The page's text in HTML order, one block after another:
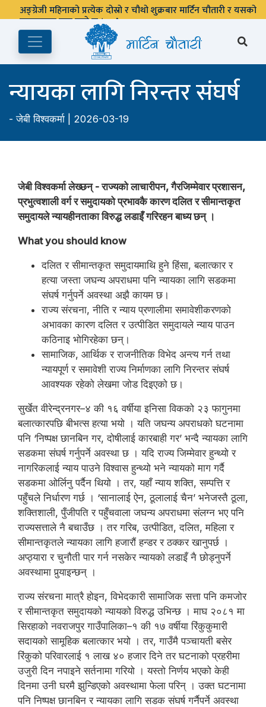
अङ्ग्रेजी महिनाको प्रत्येक दोस्रो र चौथो शुक्रबार मार्टिन चौतारी र यसको
पुस्तकालय बन्द रहने छ ।
न्यायका लागि निरन्तर संघर्ष
-जेबी विश्वकर्मा | 2026-03-19
जेबी विश्वकर्मा लेख्छन् - राज्यको लाचारीपन, गैरजिम्मेवार प्रशासन,
प्रभुत्वशाली वर्ग र समुदायको प्रभावकै कारण दलित र सीमान्तकृत
समुदायले न्यायहीनताका विरुद्ध लडाइँ गरिरहन बाध्य छन् ।
What you should know
दलित र सीमान्तकृत समुदायमाथि हुने हिंसा, बलात्कार र
हत्या जस्ता जघन्य अपराधमा पनि न्यायका लागि सडकमा
संघर्ष गर्नुपर्ने अवस्था अझै कायम छ।
राज्य संरचना, नीति र न्याय प्रणालीमा समावेशीकरणको
अभावका कारण दलित र उत्पीडित समुदायले न्याय पाउन
कठिनाइ भोगिरहेका छन्।
सामाजिक, आर्थिक र राजनीतिक विभेद अन्त्य गर्न तथा
न्यायपूर्ण र समावेशी राज्य निर्माणका लागि निरन्तर संघर्ष
आवश्यक रहेको लेखमा जोड दिइएको छ।
सुर्खेत वीरेन्द्रनगर–४ की १६ वर्षीया इनिसा विकको २३ फागुनमा
बलात्कारपछि बीभत्स हत्या भयो । यति जघन्य अपराधको घटनामा
पनि ‘निष्पक्ष छानबिन गर, दोषीलाई कारबाही गर’ भन्दै न्यायका लागि
सडकमा संघर्ष गर्नुपर्ने अवस्था छ । यदि राज्य जिम्मेवार हुन्थ्यो र
नागरिकलाई न्याय पाउने विश्वास हुन्थ्यो भने न्यायको माग गर्दै
सडकमा ओर्लिनु पर्दैन थियो । तर, यहाँ न्याय शक्ति, सम्पत्ति र
पहुँचले निर्धारण गर्छ । ‘सानालाई ऐन, ठूलालाई चैन’ भनेजस्तै ठूला,
शक्तिशाली, पुँजीपति र पहुँचवाला जघन्य अपराधमा संलग्न भए पनि
राज्यसत्ताले नै बचाउँछ । तर गरिब, उत्पीडित, दलित, महिला र
सीमान्तकृतले न्यायका लागि हजारौं हन्डर र ठक्कर खानुपर्छ ।
अप्ठ्यारा र चुनौती पार गर्न नसकेर न्यायको लडाइँ नै छोड्नुपर्ने
अवस्थामा पुर्‍याइन्छन् ।
राज्य संरचना मात्रै होइन, विभेदकारी सामाजिक सत्ता पनि कमजोर
र सीमान्तकृत समुदायको न्यायको विरुद्ध उभिन्छ । माघ २०८१ मा
सिरहाको नवराजपुर गाउँपालिका–१ की १७ वर्षीया रिंकुकुमारी
सदायको सामूहिक बलात्कार भयो । तर, गाउँमै पञ्चायती बसेर
रिंकुको परिवारलाई १ लाख ४० हजार दिने तर घटनाको प्रहरीमा
उजुरी दिन नपाइने सर्तनामा गरियो । यस्तो निर्णय भएको केही
दिनमा उनी घरमै झुन्डिएको अवस्थामा फेला परिन् । उक्त घटनामा
पनि निष्पक्ष छानबिन र न्यायका लागि सडक संघर्ष गर्नैपर्ने अवस्था